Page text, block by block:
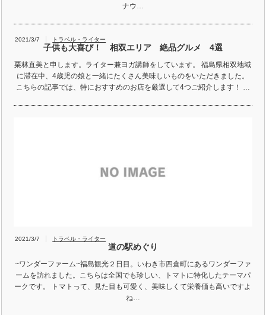
ナウ…
2021/3/7 トラベル・ライター
子供も大喜び！ 相双エリア 絶品グルメ 4選
栗林直美と申します。ライター兼ヨガ講師をしています。 福島県相双地域
に滞在中、4歳児の娘と一緒にたくさん美味しいものをいただきました。
こちらの記事では、特におすすめのお店を厳選して4つご紹介します！ …
2021/3/7 トラベル・ライター
道の駅めぐり
~ワンダーファーム~福島観光２日目。いわき市四倉町にあるワンダーファ
ームを訪れました。こちらは全国でも珍しい、トマトに特化したテーマパ
ークです。 トマトって、見た目も可愛く、美味しくて栄養価も高いですよ
ね…